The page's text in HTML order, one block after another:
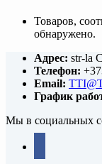
Товаров,
обнаружено.
Адрес: str-la
Телефон:
Email:
График
Мы в социальных